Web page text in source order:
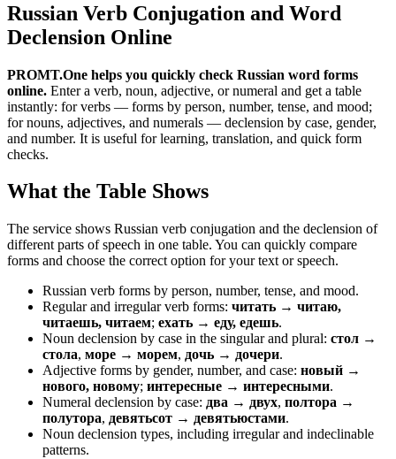
Russian Verb Conjugation and Word
Declension Online
PROMT.One helps you quickly check Russian word forms
online. Enter a verb, noun, adjective, or numeral and get a table
instantly: for verbs — forms by person, number, tense, and mood;
for nouns, adjectives, and numerals — declension by case, gender,
and number. It is useful for learning, translation, and quick form
checks.
What the Table Shows
The service shows Russian verb conjugation and the declension of
different parts of speech in one table. You can quickly compare
forms and choose the correct option for your text or speech.
Russian verb forms by person, number, tense, and mood.
Regular and irregular verb forms: читать → читаю,
читаешь, читаем; ехать → еду, едешь.
Noun declension by case in the singular and plural: стол →
стола, море → морем, дочь → дочери.
Adjective forms by gender, number, and case: новый →
нового, новому; интересные → интересными.
Numeral declension by case: два → двух, полтора →
полутора, девятьсот → девятьюстами.
Noun declension types, including irregular and indeclinable
patterns.